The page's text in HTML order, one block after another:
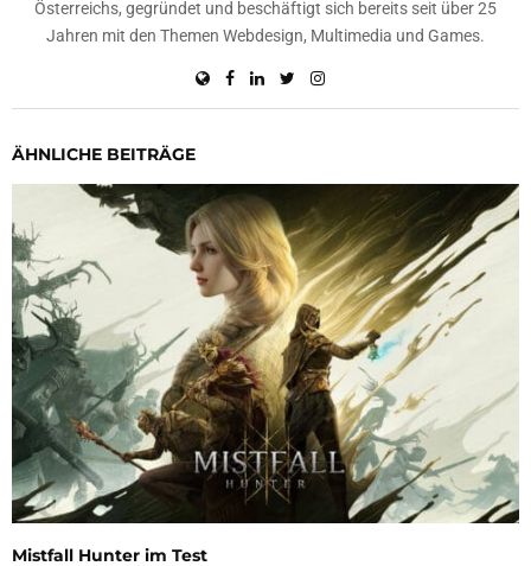
Österreichs, gegründet und beschäftigt sich bereits seit über 25
Jahren mit den Themen Webdesign, Multimedia und Games.
ÄHNLICHE BEITRÄGE
Mistfall Hunter im Test